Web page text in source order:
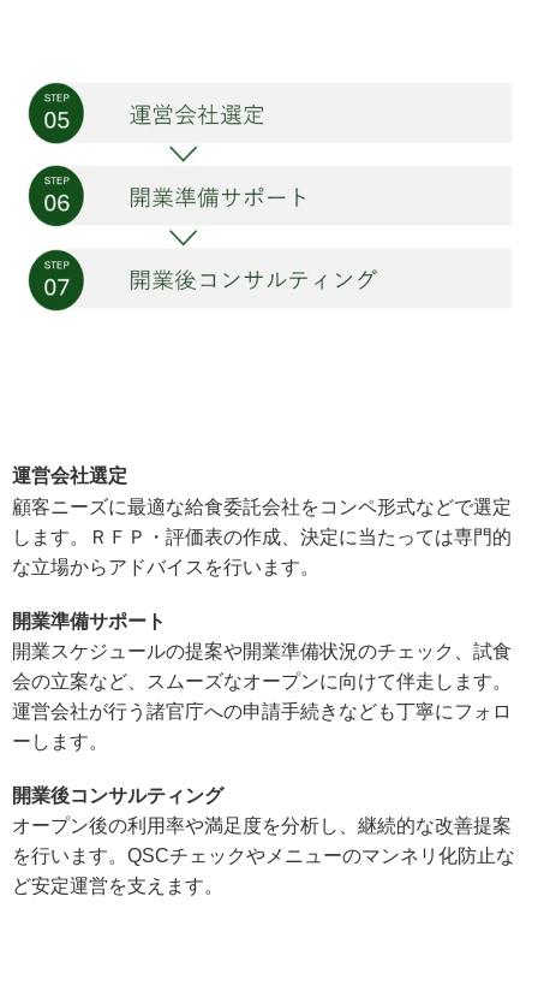
運営会社選定
顧客ニーズに最適な給食委託会社をコンペ形式などで選定
します。ＲＦＰ・評価表の作成、決定に当たっては専門的
な立場からアドバイスを行います。
開業準備サポート
開業スケジュールの提案や開業準備状況のチェック、試食
会の立案など、スムーズなオープンに向けて伴走します。
運営会社が行う諸官庁への申請手続きなども丁寧にフォロ
ーします。
開業後コンサルティング
オープン後の利用率や満足度を分析し、継続的な改善提案
を行います。QSCチェックやメニューのマンネリ化防止な
ど安定運営を支えます。